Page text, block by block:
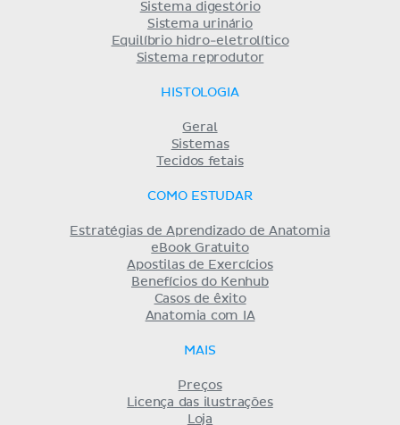
Sistema digestório
Sistema urinário
Equilíbrio hidro-eletrolítico
Sistema reprodutor
HISTOLOGIA
Geral
Sistemas
Tecidos fetais
COMO ESTUDAR
Estratégias de Aprendizado de Anatomia
eBook Gratuito
Apostilas de Exercícios
Benefícios do Kenhub
Casos de êxito
Anatomia com IA
MAIS
Preços
Licença das ilustrações
Loja